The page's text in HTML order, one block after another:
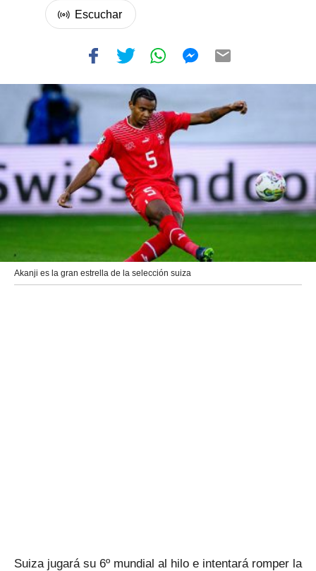
Akanji es la gran estrella de la selección suiza
Suiza jugará su 6º mundial al hilo e intentará romper la